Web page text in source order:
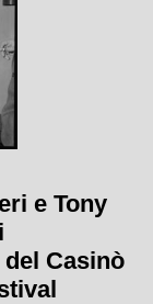
e Tony
Casinò